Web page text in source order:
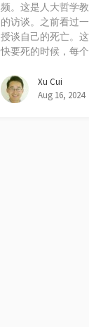
频。这是人大哲学
的访谈。之前看过
授谈自己的死亡。
快要死的时候，每
Xu Cui
Aug 16, 2024